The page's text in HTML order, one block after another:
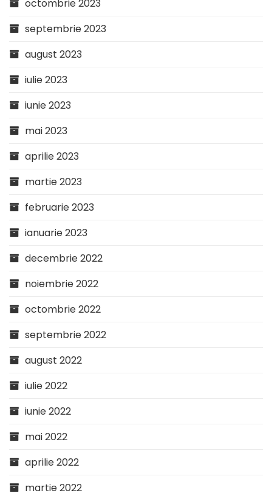
octombrie 2023
septembrie 2023
august 2023
iulie 2023
iunie 2023
mai 2023
aprilie 2023
martie 2023
februarie 2023
ianuarie 2023
decembrie 2022
noiembrie 2022
octombrie 2022
septembrie 2022
august 2022
iulie 2022
iunie 2022
mai 2022
aprilie 2022
martie 2022